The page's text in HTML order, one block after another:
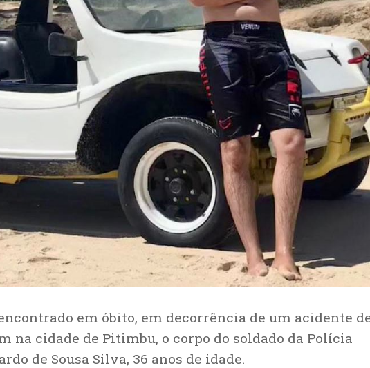
em óbito, em decorrência de um acidente
na cidade de Pitimbu, o corpo do soldado da Polícia
de Sousa Silva, 36 anos de idade.